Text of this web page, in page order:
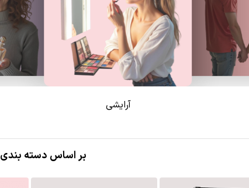
آرایشی
بر اساس دسته بندی